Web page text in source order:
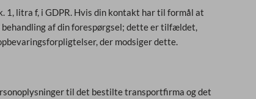
1, litra f, i GDPR. Hvis din kontakt har til formål at
af din forespørgsel; dette er tilfældet,
der modsiger dette.
til det bestilte transportfirma og det